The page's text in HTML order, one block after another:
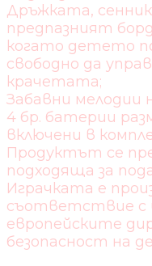
Дръжката,
предпазният
когато детето
свободно да
крачетата;
Забавни мелодии
4 бр. батерии
включени в
Продуктът се
подходяща за
Играчката е
съответствие с
европейските
безопасност на